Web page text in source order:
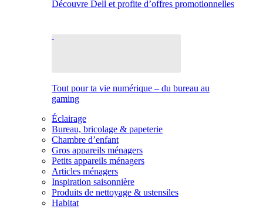
Découvre Dell et profite d’offres promotionnelles
Tout pour ta vie numérique – du bureau au
gaming
Éclairage
Bureau, bricolage & papeterie
Chambre d’enfant
Gros appareils ménagers
Petits appareils ménagers
Articles ménagers
Inspiration saisonnière
Produits de nettoyage & ustensiles
Habitat